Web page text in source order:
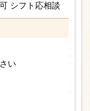
シフト応相談
い